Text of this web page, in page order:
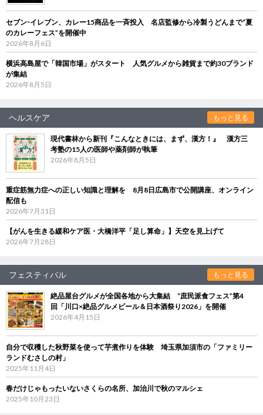
セブン‐イレブン、カレー15商品を一斉投入 名店監修から冷製うどんまで“夏
のカレーフェス”を開催中
2026年8月6日
横浜高島屋で「韓国市場」がスタート 人気グルメから雑貨まで約30ブランド
が集結
2026年8月5日
ヘルスケア もっと見る
現代書林から新刊『こんなときには、まず、漢方！』 漢方三
考塾の15人の医師や薬剤師が執筆
2026年8月5日
重症筋無力症への正しい知識と理解を 8月8日広島市で公開講座、オンライン
配信も
2026年7月31日
【がんを生きる緩和ケア医・大橋洋平「足し算命」】天空を見上げて
2026年7月28日
フェスティバル もっと見る
絶品屋台グルメが全国各地から大集結 “庶民派食フェス”第4
回「川口×絶品グルメビール＆日本酒祭り2026」を開催
2026年4月15日
自分で収穫した秋野菜を使って芋煮作りを体験 埼玉県加須市の「ファミリー
ランドむさしの村」
2025年11月4日
春だけじゃもったいないさくらの名所、加治川で秋のマルシェ
2025年10月23日